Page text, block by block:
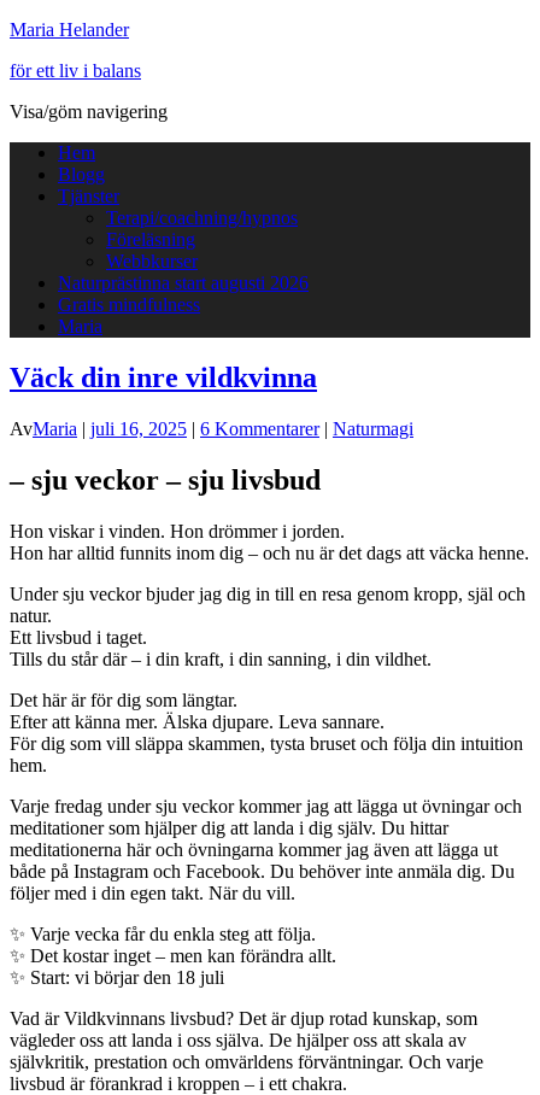
Maria Helander
för ett liv i balans
Visa/göm navigering
Hem
Blogg
Tjänster
Terapi/coachning/hypnos
Föreläsning
Webbkurser
Naturprästinna start augusti 2026
Gratis mindfulness
Maria
Väck din inre vildkvinna
AvMaria | juli 16, 2025 | 6 Kommentarer| Naturmagi
– sju veckor – sju livsbud
Hon viskar i vinden. Hon drömmer i jorden.
Hon har alltid funnits inom dig – och nu är det dags att väcka henne.
Under sju veckor bjuder jag dig in till en resa genom kropp, själ och
natur.
Ett livsbud i taget.
Tills du står där – i din kraft, i din sanning, i din vildhet.
Det här är för dig som längtar.
Efter att känna mer. Älska djupare. Leva sannare.
För dig som vill släppa skammen, tysta bruset och följa din intuition
hem.
Varje fredag under sju veckor kommer jag att lägga ut övningar och
meditationer som hjälper dig att landa i dig själv. Du hittar
meditationerna här och övningarna kommer jag även att lägga ut
både på Instagram och Facebook. Du behöver inte anmäla dig. Du
följer med i din egen takt. När du vill.
✨ Varje vecka får du enkla steg att följa.
✨ Det kostar inget – men kan förändra allt.
✨ Start: vi börjar den 18 juli
Vad är Vildkvinnans livsbud? Det är djup rotad kunskap, som
vägleder oss att landa i oss själva. De hjälper oss att skala av
självkritik, prestation och omvärldens förväntningar. Och varje
livsbud är förankrad i kroppen – i ett chakra.